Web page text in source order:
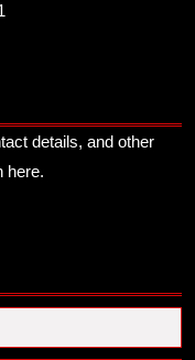
details, and other
here.